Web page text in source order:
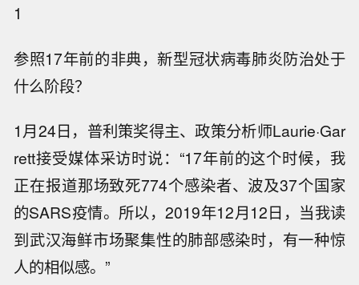
1
参照17年前的非典，新型冠状病毒肺炎防治处于
什么阶段？
1月24日，普利策奖得主、政策分析师Laurie·Gar
rett接受媒体采访时说：“17年前的这个时候，我
正在报道那场致死774个感染者、波及37个国家
的SARS疫情。所以，2019年12月12日，当我读
到武汉海鲜市场聚集性的肺部感染时，有一种惊
人的相似感。”